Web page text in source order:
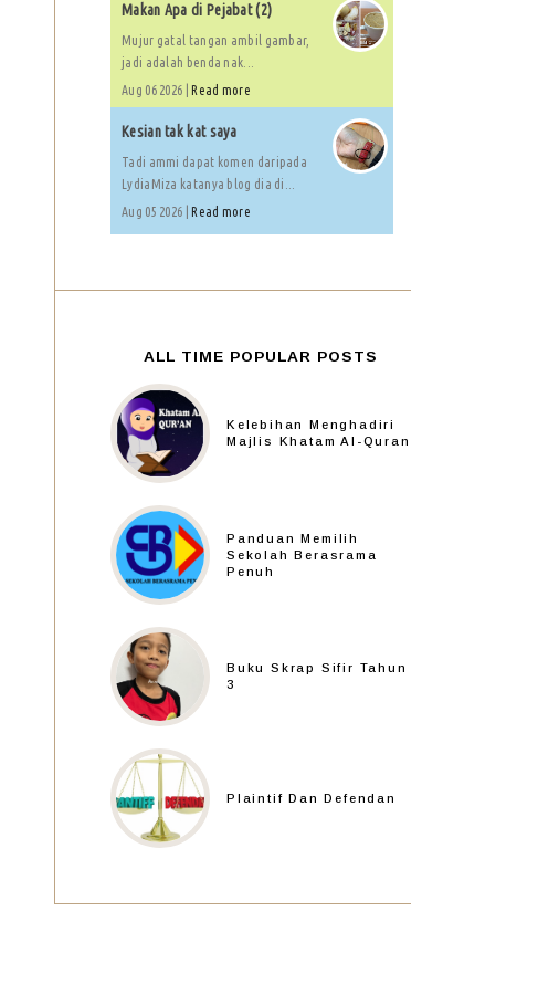
Makan Apa di Pejabat (2)
Mujur gatal tangan ambil gambar,
jadi adalah benda nak...
Aug 06 2026 | Read more
Kesian tak kat saya
Tadi ammi dapat komen daripada
LydiaMiza katanya blog dia di...
Aug 05 2026 | Read more
ALL TIME POPULAR POSTS
Kelebihan Menghadiri
Majlis Khatam Al-Quran
Panduan Memilih
Sekolah Berasrama
Penuh
Buku Skrap Sifir Tahun
3
Plaintif Dan Defendan